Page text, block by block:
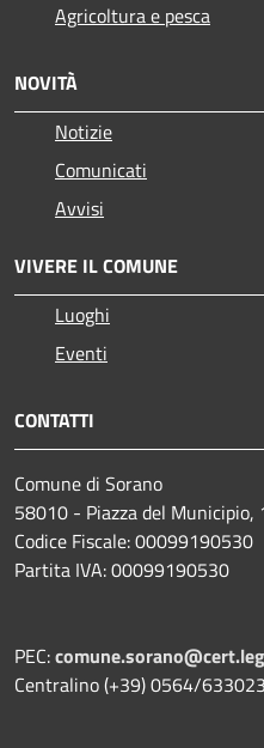
Agricoltura e pesca
NOVITÀ
Notizie
Comunicati
Avvisi
VIVERE IL COMUNE
Luoghi
Eventi
CONTATTI
Comune di Sorano
58010 - Piazza del Municipio,
Codice Fiscale: 00099190530
Partita IVA: 00099190530
PEC:
Centralino (+39) 0564/633023